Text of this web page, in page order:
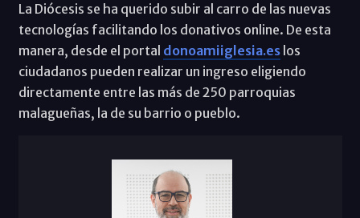
La Diócesis se ha querido subir al carro de las nuevas
tecnologías facilitando los donativos online. De esta
manera, desde el portal donoamiiglesia.eslos
ciudadanos pueden realizar un ingreso eligiendo
directamente entre las más de 250 parroquias
malagueñas, la de su barrio o pueblo.